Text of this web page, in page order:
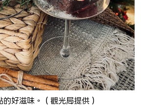
好滋味。（觀光局提供）